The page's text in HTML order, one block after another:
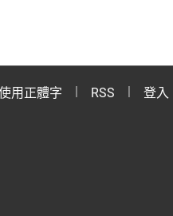
用正體字 RSS 登入